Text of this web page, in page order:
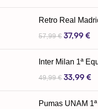
Retro Real
57,99€ 37,99 €
Inter Milan 1ª
49,99€ 33,99 €
Pumas UNAM